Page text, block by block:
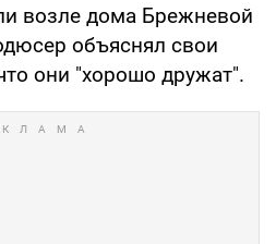
возле дома Брежневой
объяснял свои
они "хорошо дружат".